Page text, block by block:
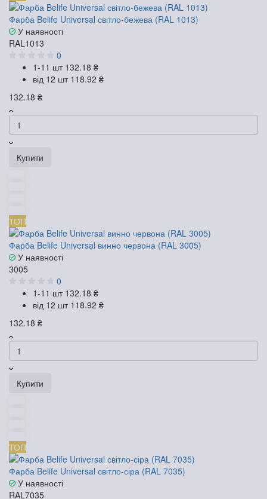
Фарба Belife Universal світло-бежева (RAL 1013)
У наявності
RAL1013
0
1-11 шт 132.18 ₴
від 12 шт 118.92 ₴
132.18 ₴
Купити
ТОП
Фарба Belife Universal винно червона (RAL 3005)
У наявності
3005
0
1-11 шт 132.18 ₴
від 12 шт 118.92 ₴
132.18 ₴
Купити
ТОП
Фарба Belife Universal світло-сіра (RAL 7035)
У наявності
RAL7035